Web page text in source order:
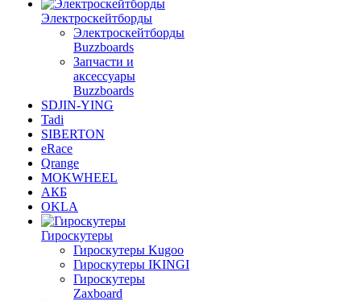
Электроскейтборды
Электроскейтборды
Buzzboards
Запчасти и
аксессуары
Buzzboards
SDJIN-YING
Tadi
SIBERTON
eRace
Qrange
MOKWHEEL
АКБ
OKLA
Гироскутеры
Гироскутеры Kugoo
Гироскутеры IKINGI
Гироскутеры
Zaxboard